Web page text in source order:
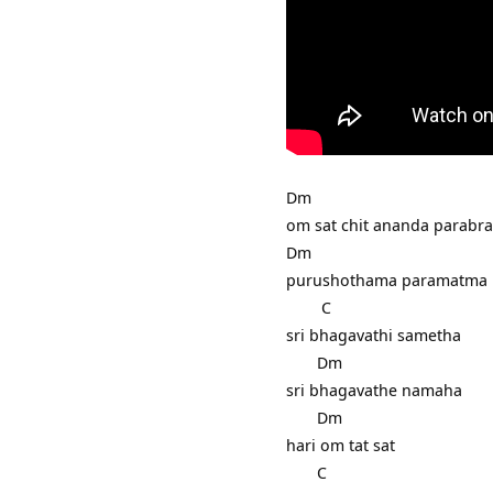
Dm
om sat chit ananda
Dm
purushothama paramatma
C
sri bhagavathi sametha
Dm
sri bhagavathe namaha
Dm
hari om tat sat
C